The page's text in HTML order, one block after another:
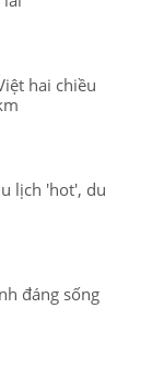
hai chiều
lịch 'hot', du
đáng sống